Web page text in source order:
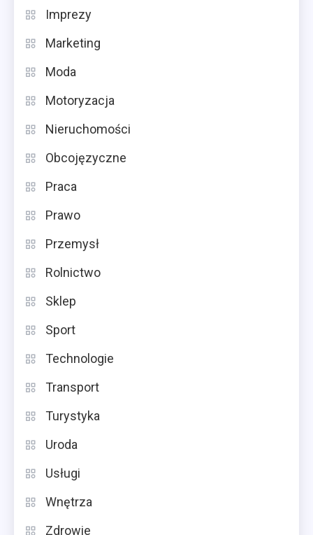
Imprezy
Marketing
Moda
Motoryzacja
Nieruchomości
Obcojęzyczne
Praca
Prawo
Przemysł
Rolnictwo
Sklep
Sport
Technologie
Transport
Turystyka
Uroda
Usługi
Wnętrza
Zdrowie